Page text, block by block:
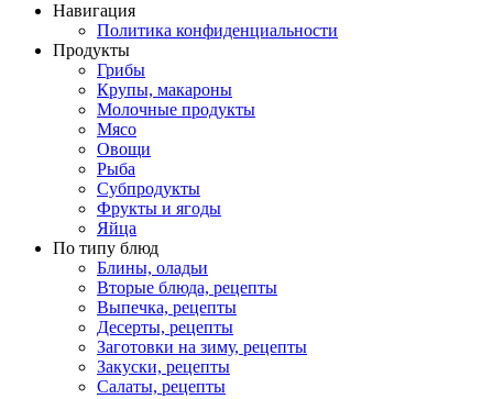
Навигация
Политика конфиденциальности
Продукты
Грибы
Крупы, макароны
Молочные продукты
Мясо
Овощи
Рыба
Субпродукты
Фрукты и ягоды
Яйца
По типу блюд
Блины, оладьи
Вторые блюда, рецепты
Выпечка, рецепты
Десерты, рецепты
Заготовки на зиму, рецепты
Закуски, рецепты
Салаты, рецепты